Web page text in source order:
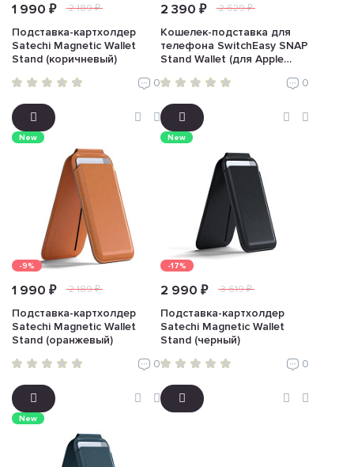
1 990 ₽ 2 189 ₽
Подставка-картхолдер
Satechi Magnetic Wallet
Stand (коричневый)
0
2 390 ₽ 2 629 ₽
Кошелек-подставка для
телефона SwitchEasy SNAP
Stand Wallet (для Apple
0
New
-9%
1 990 ₽ 2 189 ₽
Подставка-картхолдер
Satechi Magnetic Wallet
Stand (оранжевый)
0
New
-17%
2 990 ₽ 3 619 ₽
Подставка-картхолдер
Satechi Magnetic Wallet
Stand (черный)
0
New